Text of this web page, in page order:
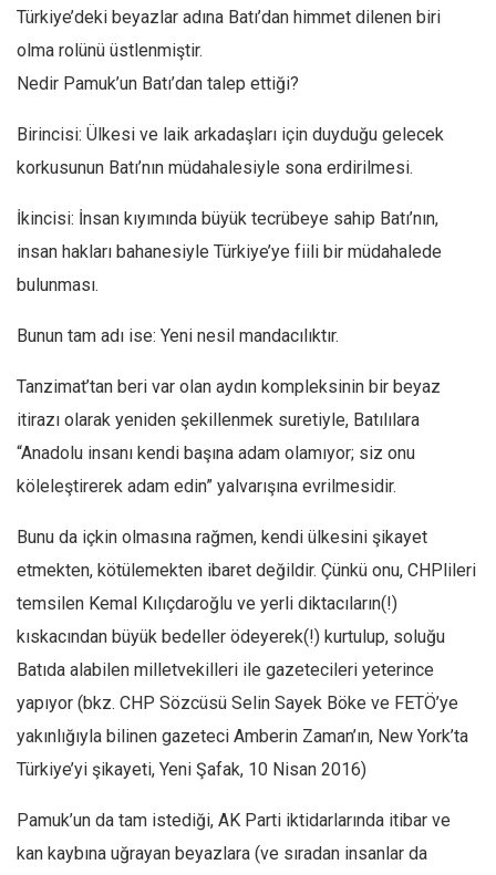
Türkiye’deki beyazlar adına Batı’dan himmet dilenen biri
olma rolünü üstlenmiştir.
Nedir Pamuk’un Batı’dan talep ettiği?
Birincisi: Ülkesi ve laik arkadaşları için duyduğu gelecek
korkusunun Batı’nın müdahalesiyle sona erdirilmesi.
İkincisi: İnsan kıyımında büyük tecrübeye sahip Batı’nın,
insan hakları bahanesiyle Türkiye’ye fiili bir müdahalede
bulunması.
Bunun tam adı ise: Yeni nesil mandacılıktır.
Tanzimat’tan beri var olan aydın kompleksinin bir beyaz
itirazı olarak yeniden şekillenmek suretiyle, Batılılara
“Anadolu insanı kendi başına adam olamıyor; siz onu
köleleştirerek adam edin” yalvarışına evrilmesidir.
Bunu da içkin olmasına rağmen, kendi ülkesini şikayet
etmekten, kötülemekten ibaret değildir. Çünkü onu, CHPlileri
temsilen Kemal Kılıçdaroğlu ve yerli diktacıların(!)
kıskacından büyük bedeller ödeyerek(!) kurtulup, soluğu
Batıda alabilen milletvekilleri ile gazetecileri yeterince
yapıyor (bkz. CHP Sözcüsü Selin Sayek Böke ve FETÖ’ye
yakınlığıyla bilinen gazeteci Amberin Zaman’ın, New York’ta
Türkiye’yi şikayeti, Yeni Şafak, 10 Nisan 2016)
Pamuk’un da tam istediği, AK Parti iktidarlarında itibar ve
kan kaybına uğrayan beyazlara (ve sıradan insanlar da